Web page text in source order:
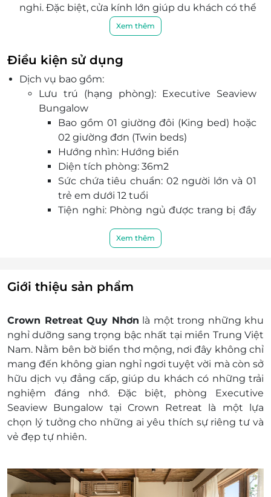
nghi. Đặc biệt, cửa kính lớn giúp du khách có thể
ngắm nhìn cảnh biển tuyệt đẹp ngay từ trong
Resort Crown Retreat Quy Nhơn là khu nghỉ
dưỡng cao cấp tiêu chuẩn 4 sao với 50 căn
Bungalow được thiết kế theo phong cách sang
trọng, hiện đại của châu Âu với nét văn hóa miền
biển với một không gian lồng lộng gió biển, tràn
ngập ánh nắng.
Resort cung cấp hệ thống tiện ích tuyệt vời như:
giải trí, resort cung cấp hồ bơi, khu vực thư
giãn/spa lounge, (dù) che nắng loại to, ghế dài
tắm nắng, quầy bar hồ bơi, Khăn hồ bơi/bãi biển,
đồ chơi ở hồ bơi.
Đội ngũ nhân viên chu đáo, nhiệt tình, Crown
Retreat Quy Nhơn hứa hẹn mang đến cho du
khách sự hài lòng nhất.
Xem thêm
Điều kiện sử dụng
Dịch vụ bao gồm:
Lưu trú (hạng phòng): Executive Seaview
Bungalow
Bao gồm 01 giường đôi (King bed) hoặc
02 giường đơn (Twin beds)
Hướng nhìn: Hướng biển
Diện tích phòng: 36m2
Sức chứa tiêu chuẩn: 02 người lớn và 01
trẻ em dưới 12 tuổi
Tiện nghi: Phòng ngủ được trang bị đầy
Miễn phí bữa sáng theo số lượng khách tiêu
bé dưới 12 tuổi
Giá trên đã bao gồm phí phục vụ và thuế
Dịch vụ không bao gồm: Chi phí cá nhân và các
chi phí phát sinh khác
Chính sách trẻ em và giường phụ:
Trẻ em từ 6 - dưới 12 tuổi: phụ thu 250.000
VND/ Trẻ/ Đêm (đã bao gồm ăn sáng)
Trẻ em từ 12 tuổi trở lên: phụ thu 500.000
VND/ Trẻ/ Đêm (đã bao gồm ăn sáng)
Giường phụ: 800.000 VND/ Giường/ Đêm
(bao gồm ăn sáng)
Đặt ít nhất 7 - 10 ngày trước ngày đến lưu trú
(tùy tình trạng phòng). Giai đoạn cao điểm
Xem thêm
Giới thiệu sản phẩm
Crown Retreat Quy Nhơn là một trong những khu
nghỉ dưỡng sang trọng bậc nhất tại miền Trung Việt
Nam. Nằm bên bờ biển thơ mộng, nơi đây không chỉ
mang đến không gian nghỉ ngơi tuyệt vời mà còn sở
hữu dịch vụ đẳng cấp, giúp du khách có những trải
nghiệm đáng nhớ. Đặc biệt, phòng Executive
Seaview Bungalow tại Crown Retreat là một lựa
chọn lý tưởng cho những ai yêu thích sự riêng tư và
vẻ đẹp tự nhiên.